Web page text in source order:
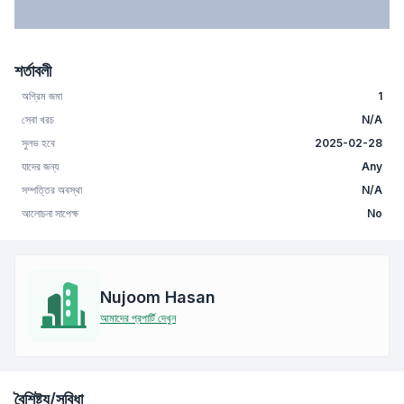
শর্তাবলী
অগ্রিম জমা
1
সেবা খরচ
N/A
সুলভ হবে
2025-02-28
যাদের জন্য
Any
সম্পত্তির অবস্থা
N/A
আলোচনা সাপেক্ষ
No
Nujoom Hasan
আমাদের প্রপার্টি দেখুন
বৈশিষ্ট্য/সুবিধা